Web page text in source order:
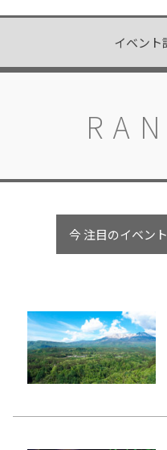
イベント
今 注目のイベント